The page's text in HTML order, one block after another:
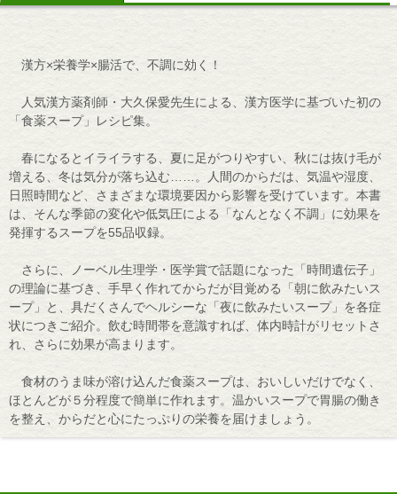
漢方×栄養学×腸活で、不調に効く！
人気漢方薬剤師・大久保愛先生による、漢方医学に基づいた初の
「食薬スープ」レシピ集。
春になるとイライラする、夏に足がつりやすい、秋には抜け毛が
増える、冬は気分が落ち込む……。人間のからだは、気温や湿度、
日照時間など、さまざまな環境要因から影響を受けています。本書
は、そんな季節の変化や低気圧による「なんとなく不調」に効果を
発揮するスープを55品収録。
さらに、ノーベル生理学・医学賞で話題になった「時間遺伝子」
の理論に基づき、手早く作れてからだが目覚める「朝に飲みたいス
ープ」と、具だくさんでヘルシーな「夜に飲みたいスープ」を各症
状につきご紹介。飲む時間帯を意識すれば、体内時計がリセットさ
れ、さらに効果が高まります。
食材のうま味が溶け込んだ食薬スープは、おいしいだけでなく、
ほとんどが５分程度で簡単に作れます。温かいスープで胃腸の働き
を整え、からだと心にたっぷりの栄養を届けましょう。